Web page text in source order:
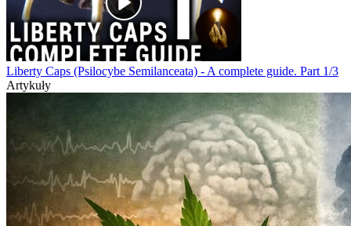
Liberty Caps (Psilocybe Semilanceata) - A complete guide. Part 1/3
Artykuły